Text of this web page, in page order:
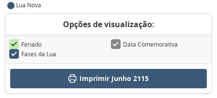
Lua Nova
Opções de visualização:
Feriado
Data Comemorativa
Fases da Lua
Imprimir Junho 2115